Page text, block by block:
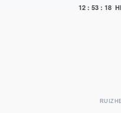
12 : 53 : 20